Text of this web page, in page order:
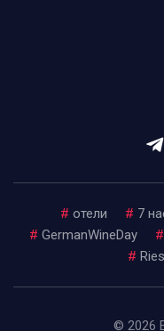
# отели # 7
# GermanWineDay #
#
© 2026